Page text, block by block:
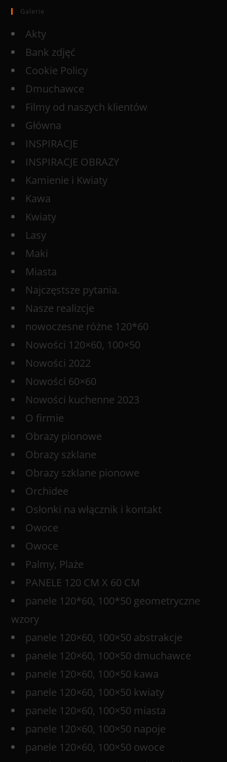
Galerie
Akty
Bank zdjęć
Cookie Policy
Dmuchawce
Filmy od naszych klientów
Główna
INSPIRACJE
INSPIRACJE OBRAZY
Kamienie i Kwiaty
Kawa
Kwiaty
Lasy
Maki
Miasta
Najczęstsze pytania.
Nasze realizcje
nowoczesne różne 120*60
Nowości 120×60, 100×50
Nowości 2022
Nowości 60×60
Nowości kuchenne 2023
O firmie
Obrazy pionowe
Obrazy szklane
Obrazy szklane pionowe
Orchidee
Osłonki na włącznik i kontakt
Owoce
Owoce
Palmy, Plaże
PANELE 120 CM X 60 CM
panele 120*60, 100*50 geometryczne
wzory
panele 120×60, 100×50 abstrakcje
panele 120×60, 100×50 dmuchawce
panele 120×60, 100×50 kawa
panele 120×60, 100×50 kwiaty
panele 120×60, 100×50 miasta
panele 120×60, 100×50 napoje
panele 120×60, 100×50 owoce